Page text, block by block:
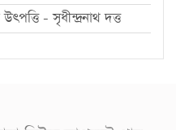
- সৃধীন্দ্রনাথ দত্ত